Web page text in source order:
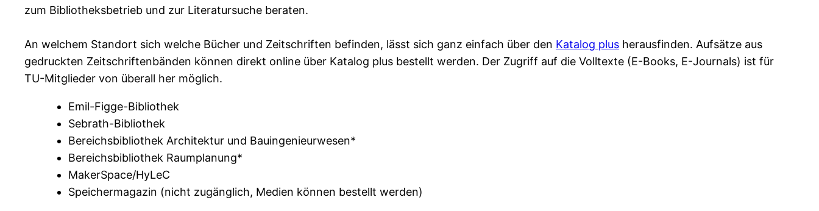
zum Bibliotheksbetrieb und zur Literatursuche beraten.
An welchem Standort sich welche Bücher und Zeitschriften befinden, lässt sich ganz einfach über den Katalog plus herausfinden. Aufsätze aus
gedruckten Zeitschriftenbänden können direkt online über Katalog plus bestellt werden. Der Zugriff auf die Volltexte (E-Books, E-Journals) ist für
TU-Mitglieder von überall her möglich.
Emil-Figge-Bibliothek
Sebrath-Bibliothek
Bereichsbibliothek Architektur und Bauingenieurwesen*
Bereichsbibliothek Raumplanung*
MakerSpace/HyLeC
Speichermagazin (nicht zugänglich, Medien können bestellt werden)